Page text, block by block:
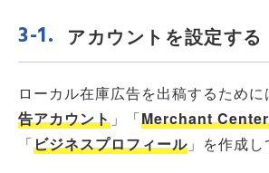
アカウントを設定する
ローカル在庫広告を出稿するために
告アカウント 」「Merchant
「ビジネスプロフィール 」を作成し